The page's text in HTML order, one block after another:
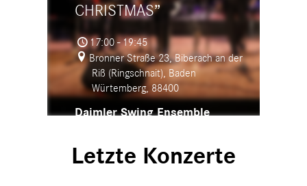
CHRISTMAS”
17:00 - 19:45
Bronner Straße 23, Biberach an der
Riß (Ringschnait), Baden
Würtemberg, 88400
Daimler Swing Ensemble
Letzte Konzerte